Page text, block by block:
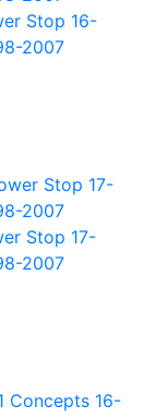
Stop 16-
2007
Stop 17-
2007